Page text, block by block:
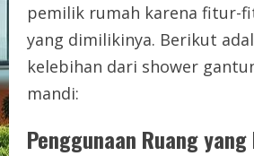
pemilik rumah karena fitur-
yang dimilikinya. Berikut
kelebihan dari shower
mandi:
Penggunaan Ruang